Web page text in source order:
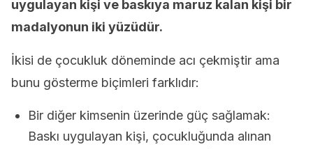
uygulayan kişi ve baskıya maruz kalan kişi bir
madalyonun iki yüzüdür.
İkisi de çocukluk döneminde acı çekmiştir ama
bunu gösterme biçimleri farklıdır:
Bir diğer kimsenin üzerinde güç sağlamak:
Baskı uygulayan kişi, çocukluğunda alınan